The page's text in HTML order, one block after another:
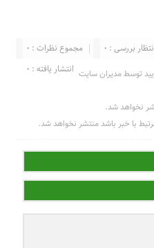
مجموع نظرات : 0
بررسی : 0
انتشار یافته : 0 توسط مدیران سایت
نخواهد شد.
با خبر باشد منتشر نخواهد شد.